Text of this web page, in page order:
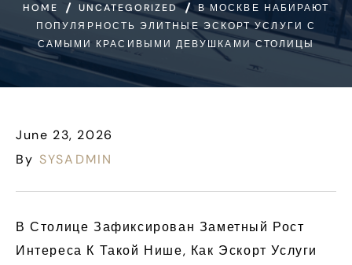
HOME UNCATEGORIZED
В МОСКВЕ НАБИРАЮТ
ПОПУЛЯРНОСТЬ ЭЛИТНЫЕ ЭСКОРТ УСЛУГИ С
САМЫМИ КРАСИВЫМИ ДЕВУШКАМИ СТОЛИЦЫ
June 23, 2026
By SYSADMIN
В Столице Зафиксирован Заметный Рост
Интереса К Такой Нише, Как Эскорт Услуги